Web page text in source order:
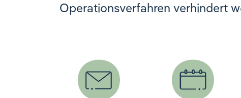
Operationsverfahren verhindert